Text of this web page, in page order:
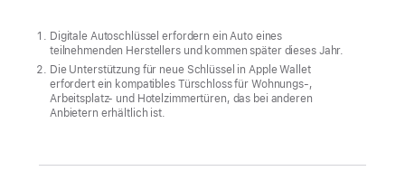
Digitale Autoschlüssel erfordern ein Auto eines
teilnehmenden Herstellers und kommen später dieses Jahr.
Die Unterstützung für neue Schlüssel in Apple Wallet
erfordert ein kompatibles Türschloss für Wohnungs-,
Arbeitsplatz- und Hotelzimmertüren, das bei anderen
Anbietern erhältlich ist.